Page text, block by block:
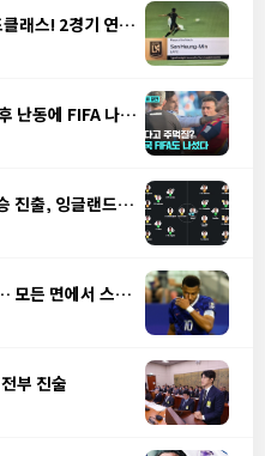
래스! 2경기 연속
난동에 FIFA 나섰
진출, 잉글랜드에
모든 면에서 스페
부 진술